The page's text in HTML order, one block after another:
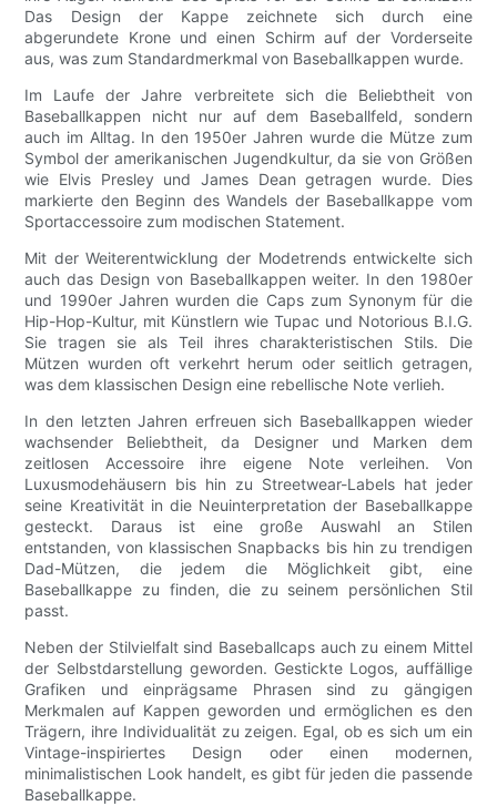
Das Design der Kappe zeichnete sich durch eine
abgerundete Krone und einen Schirm auf der Vorderseite
aus, was zum Standardmerkmal von Baseballkappen wurde.
Im Laufe der Jahre verbreitete sich die Beliebtheit von
Baseballkappen nicht nur auf dem Baseballfeld, sondern
auch im Alltag. In den 1950er Jahren wurde die Mütze zum
Symbol der amerikanischen Jugendkultur, da sie von Größen
wie Elvis Presley und James Dean getragen wurde. Dies
markierte den Beginn des Wandels der Baseballkappe vom
Sportaccessoire zum modischen Statement.
Mit der Weiterentwicklung der Modetrends entwickelte sich
auch das Design von Baseballkappen weiter. In den 1980er
und 1990er Jahren wurden die Caps zum Synonym für die
Hip-Hop-Kultur, mit Künstlern wie Tupac und Notorious B.I.G.
Sie tragen sie als Teil ihres charakteristischen Stils. Die
Mützen wurden oft verkehrt herum oder seitlich getragen,
was dem klassischen Design eine rebellische Note verlieh.
In den letzten Jahren erfreuen sich Baseballkappen wieder
wachsender Beliebtheit, da Designer und Marken dem
zeitlosen Accessoire ihre eigene Note verleihen. Von
Luxusmodehäusern bis hin zu Streetwear-Labels hat jeder
seine Kreativität in die Neuinterpretation der Baseballkappe
gesteckt. Daraus ist eine große Auswahl an Stilen
entstanden, von klassischen Snapbacks bis hin zu trendigen
Dad-Mützen, die jedem die Möglichkeit gibt, eine
Baseballkappe zu finden, die zu seinem persönlichen Stil
passt.
Neben der Stilvielfalt sind Baseballcaps auch zu einem Mittel
der Selbstdarstellung geworden. Gestickte Logos, auffällige
Grafiken und einprägsame Phrasen sind zu gängigen
Merkmalen auf Kappen geworden und ermöglichen es den
Trägern, ihre Individualität zu zeigen. Egal, ob es sich um ein
Vintage-inspiriertes Design oder einen modernen,
minimalistischen Look handelt, es gibt für jeden die passende
Baseballkappe.